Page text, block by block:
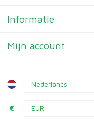
Informatie
Mijn account
€